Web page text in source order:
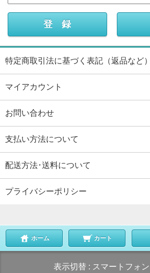
特定商取引法に基づく表記（返品など）
マイアカウント
お問い合わせ
支払い方法について
配送方法･送料について
プライバシーポリシー
ホーム カート
表示切替 : スマートフォン